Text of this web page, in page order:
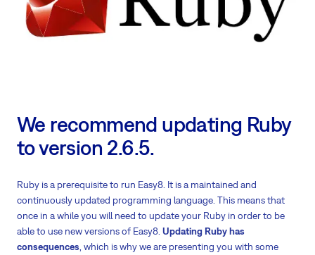
We recommend updating Ruby
to version 2.6.5.
Ruby is a prerequisite to run Easy8. It is a maintained and
continuously updated programming language. This means that
once in a while you will need to update your Ruby in order to be
able to use new versions of Easy8. Updating Ruby has
consequences , which is why we are presenting you with some